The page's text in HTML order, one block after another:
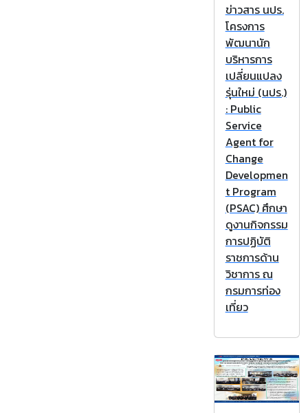
ข่าวสาร นปร.
โครงการ
พัฒนานัก
บริหารการ
เปลี่ยนแปลง
รุ่นใหม่ (นปร.)
: Public
Service
Agent for
Change
Developmen
t Program
(PSAC) ศึกษา
ดูงานกิจกรรม
การปฏิบัติ
ราชการด้าน
วิชาการ ณ
กรมการท่อง
เที่ยว